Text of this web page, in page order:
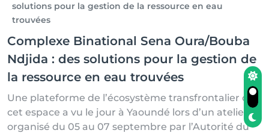
solutions pour la gestion de la ressource en eau
trouvées
Complexe Binational Sena Oura/Bouba
Ndjida : des solutions pour la gestion de
la ressource en eau trouvées
Une plateforme de l’écosystème transfrontalier de
cet espace a vu le jour à Yaoundé lors d’un atelier
organisé du 05 au 07 septembre par l’Autorité du